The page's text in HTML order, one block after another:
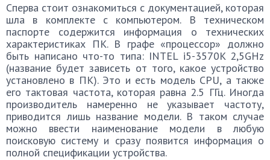
Сперва стоит ознакомиться с документацией, которая
шла в комплекте с компьютером. В техническом
паспорте содержится информация о технических
характеристиках ПК. В графе «процессор» должно
быть написано что-то типа: INTEL i5-3570K 2,5GHz
(название будет зависеть от того, какое устройство
установлено в ПК). Это и есть модель CPU, а также
его тактовая частота, которая равна 2.5 ГГц. Иногда
производитель намеренно не указывает частоту,
приводится лишь название модели. В таком случае
можно ввести наименование модели в любую
поисковую систему и сразу появится информация о
полной спецификации устройства.